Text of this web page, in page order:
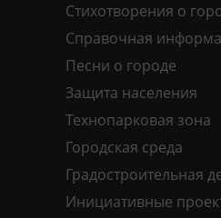
Стихотворения о
Справочная
Песни о городе
Защита населения
Технопарковая зона
Городская среда
Градостроительная
Инициативные